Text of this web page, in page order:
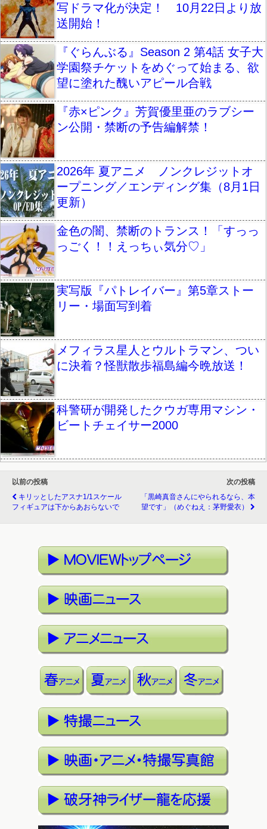
写ドラマ化が決定！ 10月22日より放
送開始！
『ぐらんぶる』Season 2 第4話 女子大
学園祭チケットをめぐって始まる、欲
望に塗れた醜いアピール合戦
『赤×ピンク』芳賀優里亜のラブシー
ン公開・禁断の予告編解禁！
2026年 夏アニメ ノンクレジットオ
ープニング／エンディング集（8月1日
更新）
金色の闇、禁断のトランス！「すっっ
っごく！！えっちぃ気分♡」
実写版『パトレイバー』第5章ストー
リー・場面写到着
メフィラス星人とウルトラマン、つい
に決着？怪獣散歩福島編今晩放送！
科警研が開発したクウガ専用マシン・
ビートチェイサー2000
以前の投稿
キリッとしたアスナ1/1スケール
フィギュアは下からあおらないで
次の投稿
「黒崎真音さんにやられるなら、本
望です」（めぐねえ：茅野愛衣）